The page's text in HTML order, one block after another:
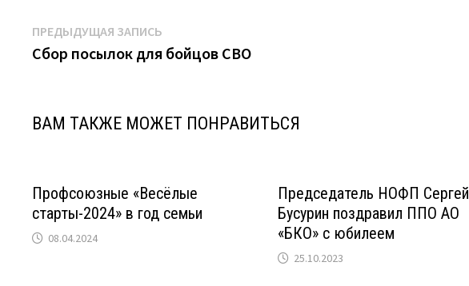
Навигация
по
ПРЕДЫДУЩАЯ ЗАПИСЬ
запись:
Сбор посылок для бойцов СВО
ВАМ ТАКЖЕ МОЖЕТ ПОНРАВИТЬСЯ
Профсоюзные «Весёлые
старты-2024» в год семьи
08.04.2024
Председатель НОФП Сергей
Бусурин поздравил ППО АО
«БКО» с юбилеем
25.10.2023